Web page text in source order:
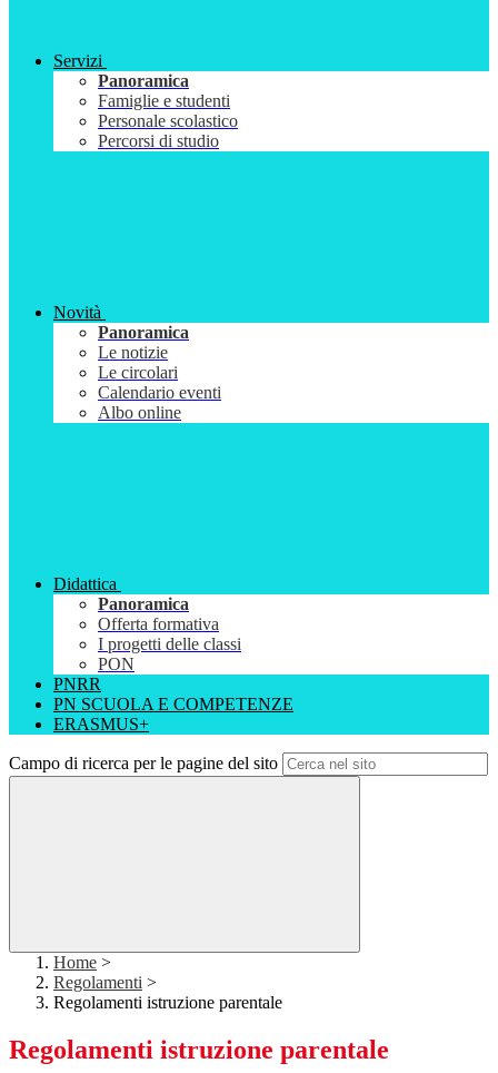
Servizi
Panoramica
Famiglie e studenti
Personale scolastico
Percorsi di studio
Novità
Panoramica
Le notizie
Le circolari
Calendario eventi
Albo online
Didattica
Panoramica
Offerta formativa
I progetti delle classi
PON
PNRR
PN SCUOLA E COMPETENZE
ERASMUS+
Campo di ricerca per le pagine del sito
Home >
Regolamenti >
Regolamenti istruzione parentale
Regolamenti istruzione parentale